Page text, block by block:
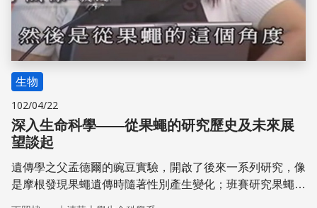
生物
102/04/22
深入生命科學——從果蠅的研究歷史及未來展
望談起
遺傳學之父孟德爾的豌豆實驗，開啟了後來一系列研究，像
是摩根發現果蠅遺傳時隨著性別產生變化；班賽研究果蠅行